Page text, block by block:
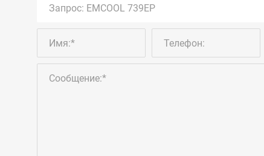
Имя:* Телефон:
Сообщение:*